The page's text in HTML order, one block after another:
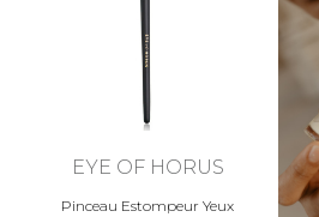
EYE OF HORUS
Pinceau Estompeur Yeux